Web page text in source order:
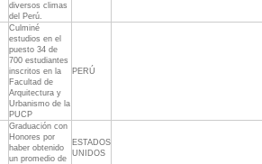
diversos climas
del Perú.
Culminé
estudios en el
puesto 34 de
700 estudiantes
inscritos en la
Facultad de
Arquitectura y
Urbanismo de la
PUCP
PERÚ
Graduación con
Honores por
haber obtenido
un promedio de
ESTADOS
UNIDOS